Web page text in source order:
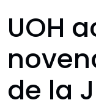
UOH
de la